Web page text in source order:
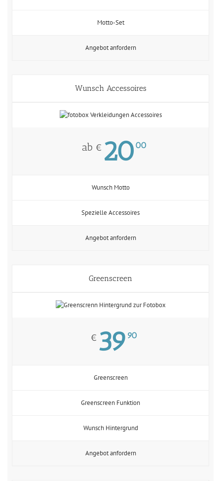
Motto-Set
Angebot anfordern
Wunsch Accessoires
ab € 20 00
Wunsch Motto
Spezielle Accessoires
Angebot anfordern
Greenscreen
€ 39 90
Greenscreen
Greenscreen Funktion
Wunsch Hintergrund
Angebot anfordern